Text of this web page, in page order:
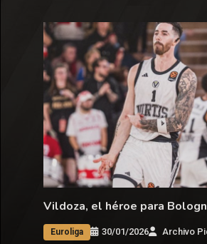
Vildoza, el héroe para
Euroliga 30/01/2026 Archivo